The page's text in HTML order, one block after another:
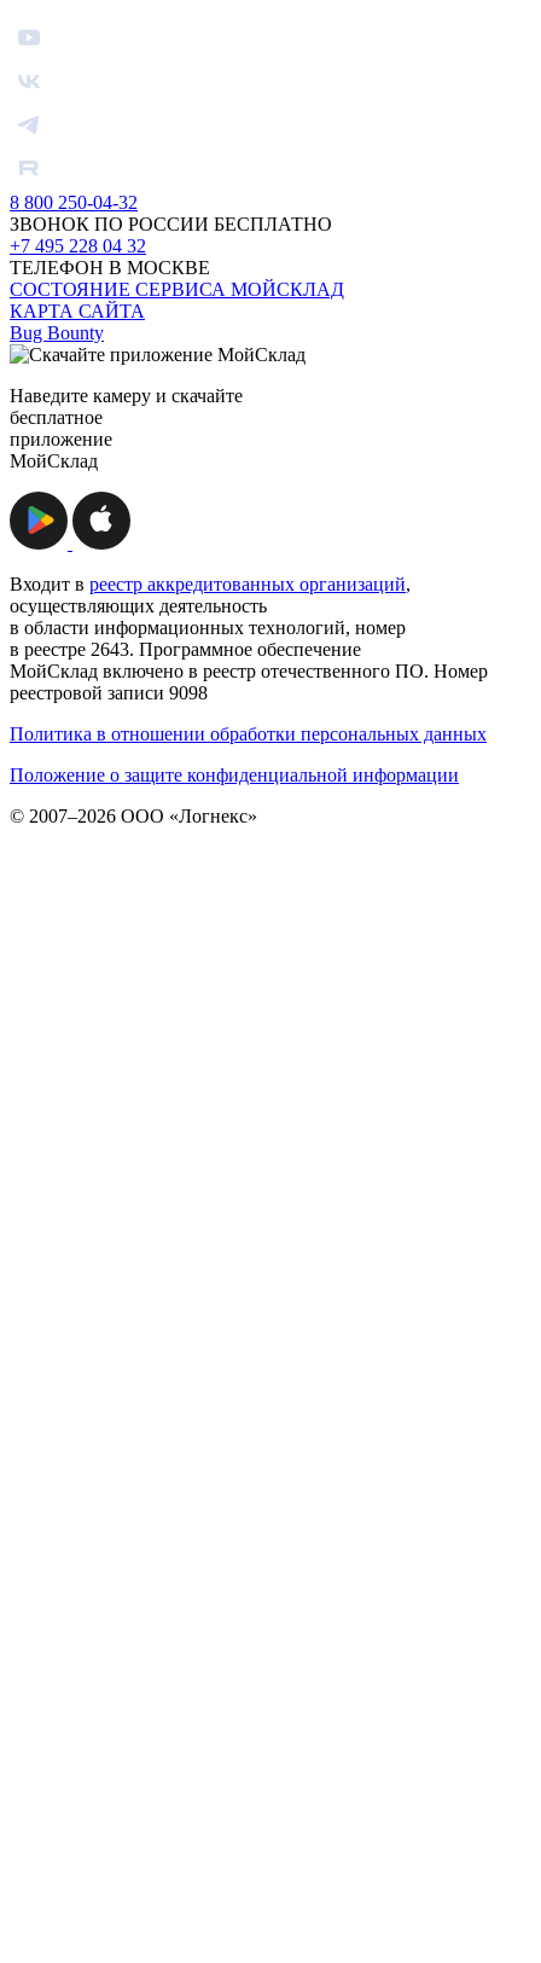
8 800 250-04-32
ЗВОНОК ПО РОССИИ БЕСПЛАТНО
+7 495 228 04 32
ТЕЛЕФОН В МОСКВЕ
СОСТОЯНИЕ СЕРВИСА МОЙСКЛАД
КАРТА САЙТА
Bug Bounty
Наведите камеру и скачайте
бесплатное
приложение
МойСклад
Входит в реестр аккредитованных организаций,
осуществляющих деятельность
в области информационных технологий, номер
в реестре 2643. Программное обеспечение
МойСклад включено в реестр отечественного ПО. Номер
реестровой записи 9098
Политика в отношении обработки персональных данных
Положение о защите конфиденциальной информации
© 2007–2026 ООО «Логнекс»